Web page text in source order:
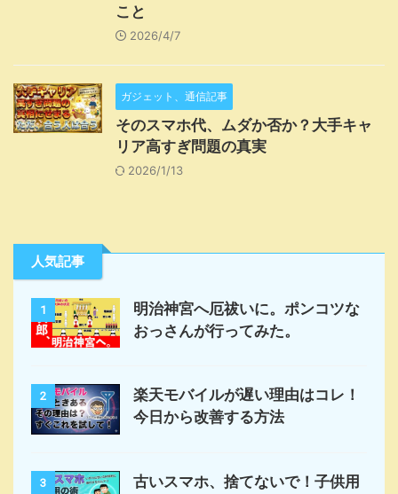
こと
2026/4/7
ガジェット、通信記事
そのスマホ代、ムダか否か？大手キャ
リア高すぎ問題の真実
2026/1/13
人気記事
1
明治神宮へ厄祓いに。ポンコツな
おっさんが行ってみた。
2
楽天モバイルが遅い理由はコレ！
今日から改善する方法
3
古いスマホ、捨てないで！子供用